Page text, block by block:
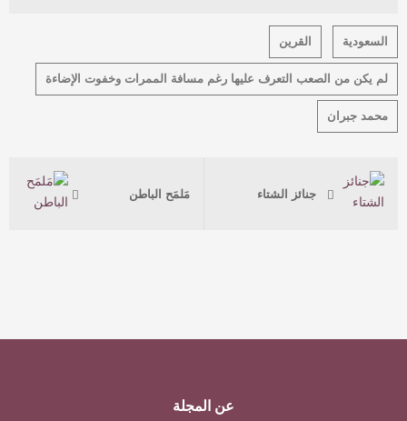
السعودية القرين
لم يكن من الصعب التعرف عليها رغم مسافة الممرات وخفوت الإضاءة
محمد جبران
جنائز الشتاء مَلمَح الباطن
عن المجلة